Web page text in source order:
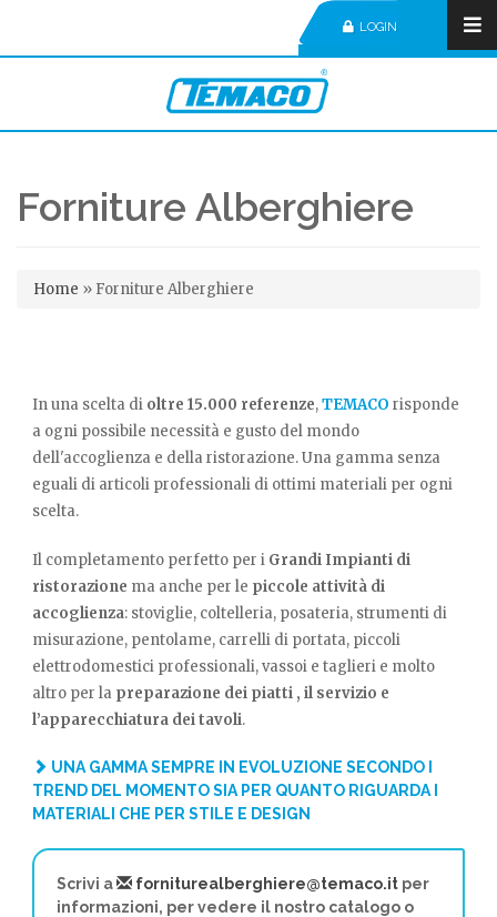
LOGIN
Forniture Alberghiere
Tu sei qui
Home » Forniture Alberghiere
In una scelta di oltre 15.000 referenze,TEMACO risponde
a ogni possibile necessità e gusto del mondo
dell'accoglienza e della ristorazione. Una gamma senza
eguali di articoli professionali di ottimi materiali per ogni
scelta.
Il completamento perfetto per i Grandi Impianti di
ristorazione ma anche per le piccole attività di
accoglienza: stoviglie, coltelleria, posateria, strumenti di
misurazione, pentolame, carrelli di portata, piccoli
elettrodomestici professionali, vassoi e taglieri e molto
altro per la preparazione dei piatti , il servizio e
l’apparecchiatura dei tavoli.
UNA GAMMA SEMPRE IN EVOLUZIONE SECONDO I
TREND DEL MOMENTO SIA PER QUANTO RIGUARDA I
MATERIALI CHE PER STILE E DESIGN
Scrivi a forniturealberghiere@temaco.it per
informazioni, per vedere il nostro catalogo o